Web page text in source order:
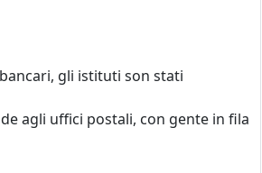
gli istituti son stati
agli uffici postali, con gente in fila